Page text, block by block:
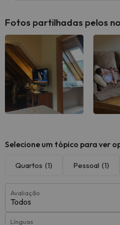
Fotos partilhadas pelos
Selecione um tópico para ver
Quartos (1) Pessoal (1)
Avaliação
Todos
Línguas